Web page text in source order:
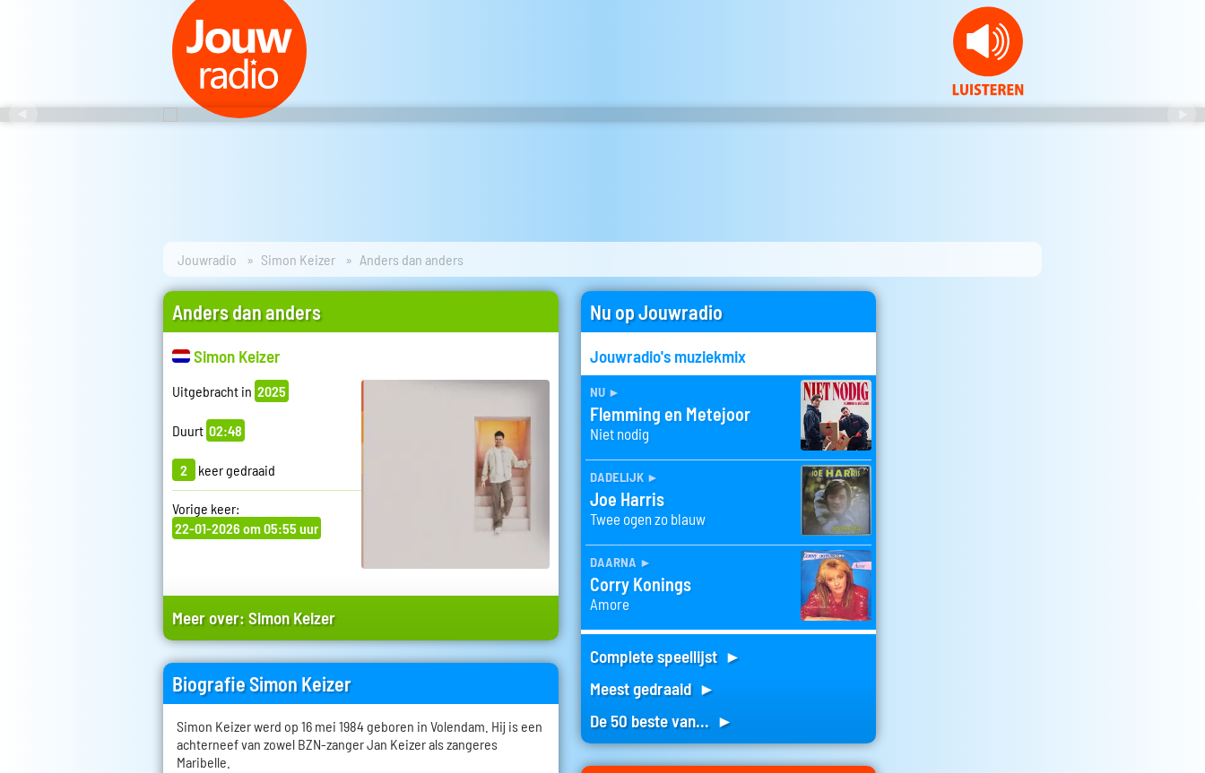
Jouwradio Simon Keizer Anders dan anders
Anders dan anders
Simon Keizer
Uitgebracht in 2025
Duurt 02:48
2 keer gedraaid
Vorige keer:
22-01-2026 om 05:55 uur
Meer over:Simon Keizer
Biografie Simon Keizer
Simon Keizer werd op 16 mei 1984 geboren in Volendam. Hij is een
achterneef van zowel BZN-zanger Jan Keizer als zangeres
Maribelle.
Nu op Jouwradio
Jouwradio's muziekmix
nu ►
Flemming en Metejoor
Niet nodig
dadelijk ►
Joe Harris
Twee ogen zo blauw
daarna ►
Corry Konings
Amore
Complete speellijst ►
Meest gedraaid ►
De 50 beste van... ►